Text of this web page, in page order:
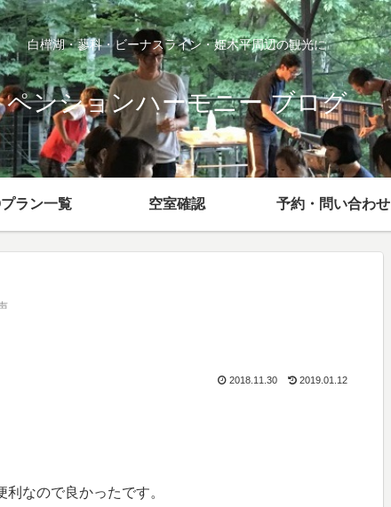
白樺湖・蓼科・ビーナスライン・姫木平周辺の観光に
ペンションハーモニー ブログ
ラン一覧 空室確認 予約・問い合わせ
2018.11.30 2019.01.12
なので良かったです。